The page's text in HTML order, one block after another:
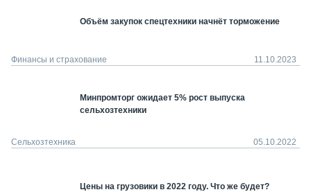
Объём закупок спецтехники начнёт торможение
Финансы и страхование 11.10.2023
Минпромторг ожидает 5% рост выпуска
сельхозтехники
Сельхозтехника 05.10.2022
Цены на грузовики в 2022 году. Что же будет?